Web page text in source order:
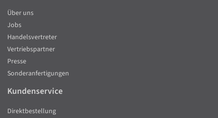
Über uns
Jobs
Handelsvertreter
Vertriebspartner
Presse
Sonderanfertigungen
Kundenservice
Direktbestellung